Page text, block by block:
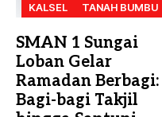
KALSEL TANAH BUMBU
SMAN 1 Sungai
Loban Gelar
Ramadan Berbagi:
Bagi-bagi Takjil